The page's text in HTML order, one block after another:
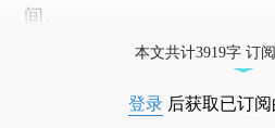
间。
本文共计3919字 订
登录 后获取已订